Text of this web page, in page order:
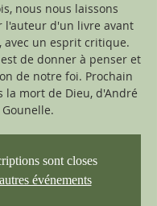
nous nous laissons
l'auteur d'un livre avant
avec un esprit critique.
de donner à penser et
de notre foi. Prochain
la mort de Dieu, d'André
Gounelle.
sont closes
événements